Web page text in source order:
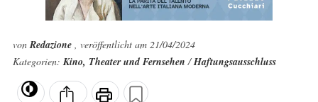
vonRedazione , veröffentlicht am 21/04/2024
Kategorien:Kino, Theater und Fernsehen/Haftungsausschluss